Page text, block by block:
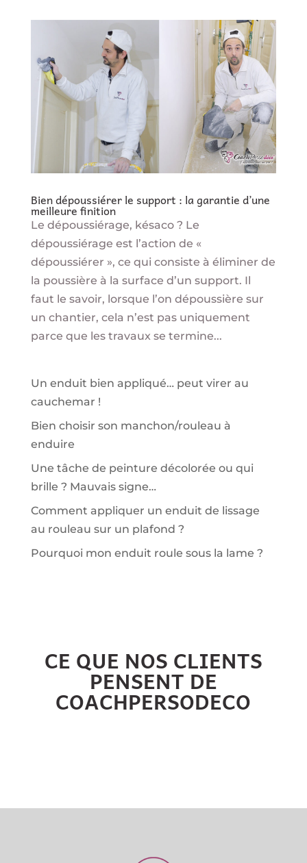
Bien dépoussiérer le support : la garantie d’une
meilleure finition
Le dépoussiérage, késaco ? Le
dépoussiérage est l’action de «
dépoussiérer », ce qui consiste à éliminer de
la poussière à la surface d’un support. Il
faut le savoir, lorsque l’on dépoussière sur
un chantier, cela n’est pas uniquement
parce que les travaux se termine...
Un enduit bien appliqué… peut virer au
cauchemar !
Bien choisir son manchon/rouleau à
enduire
Une tâche de peinture décolorée ou qui
brille ? Mauvais signe…
Comment appliquer un enduit de lissage
au rouleau sur un plafond ?
Pourquoi mon enduit roule sous la lame ?
CE QUE NOS CLIENTS
PENSENT DE
COACHPERSODECO